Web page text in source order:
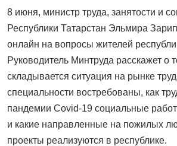
8 июня, министр труда, занятости и
Республики Татарстан Эльмира
онлайн на вопросы жителей
Руководитель Минтруда расскажет о
складывается ситуация на рынке
специальности востребованы, как
пандемии Covid-19 социальные
и какие направленные на пожилых
проекты реализуются в республике.